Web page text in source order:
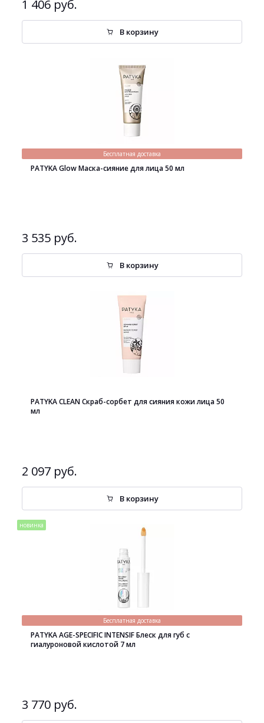
1 406 руб.
В корзину
Бесплатная доставка
PATYKA Glow Маска-сияние для лица 50 мл
3 535 руб.
В корзину
PATYKA CLEAN Cкраб-сорбет для сияния кожи лица 50
мл
2 097 руб.
В корзину
новинка
Бесплатная доставка
PATYKA AGE-SPECIFIC INTENSIF Блеск для губ с
гиалуроновой кислотой 7 мл
3 770 руб.